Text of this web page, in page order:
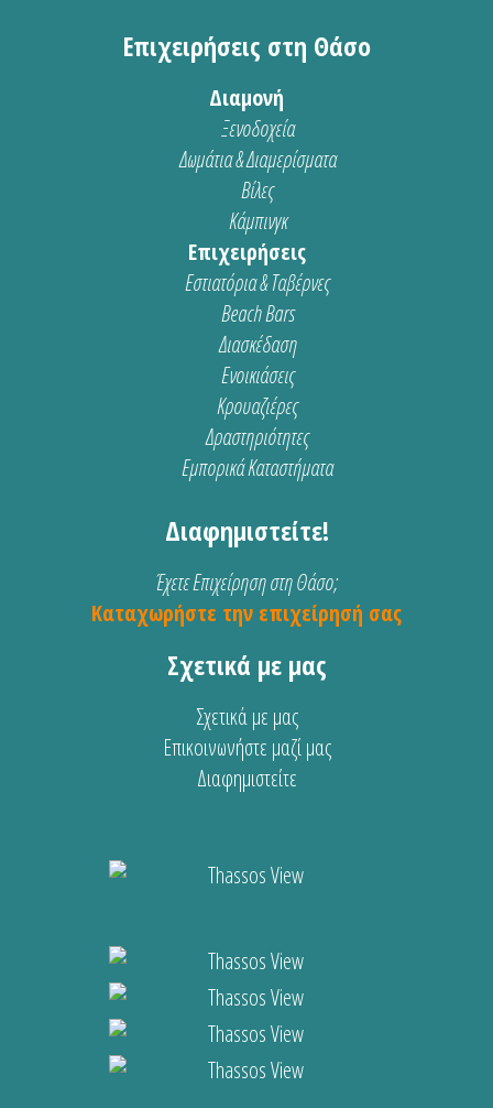
Επιχειρήσεις στη Θάσο
Διαμονή
Ξενοδοχεία
Δωμάτια & Διαμερίσματα
Βίλες
Κάμπινγκ
Επιχειρήσεις
Εστιατόρια & Ταβέρνες
Beach Bars
Διασκέδαση
Ενοικιάσεις
Κρουαζιέρες
Δραστηριότητες
Εμπορικά Καταστήματα
Διαφημιστείτε!
Έχετε Επιχείρηση στη Θάσο;
Καταχωρήστε την επιχείρησή σας
Σχετικά με μας
Σχετικά με μας
Επικοινωνήστε μαζί μας
Διαφημιστείτε